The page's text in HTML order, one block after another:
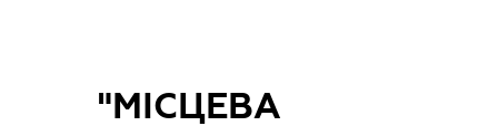
"МІСЦЕВА